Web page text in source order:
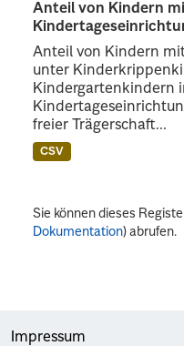
Anteil von Kindern
Anteil von Kindern
unter
Kindergartenkindern
freier Trägerschaft...
CSV
Sie können dieses
Dokumentation) abrufen.
Impressum